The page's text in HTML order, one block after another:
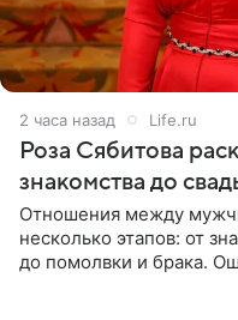
2 часа назад Life.ru
Роза Сябитова
знакомства до
Отношения между
несколько этапов: от
до помолвки и брака.